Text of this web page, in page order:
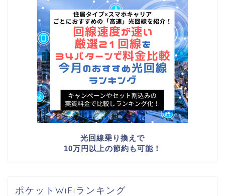
光回線乗り換えで
10万円以上の節約も可能！
ポケットWiFiランキング